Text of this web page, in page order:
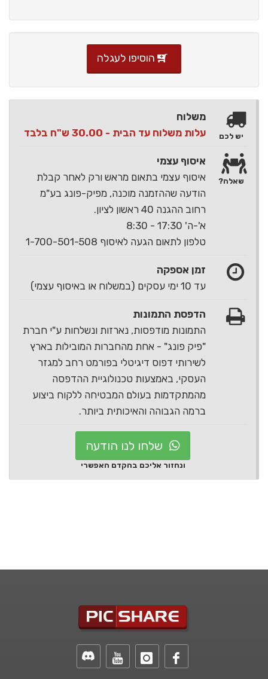
הוסיפו לעגלה
משלוח
עלות משלוח עד הבית - 30.00 ש"ח בלבד
איסוף עצמי
איסוף עצמי בתאום מראש ורק לאחר קבלת
הודעה שההזמנה מוכנה, מפיק-פונג בע"מ
רחוב ההגנה 40 ראשון לציון.
א'-ה' 17:30 - 8:30
טלפון לתאום הגעה לאיסוף 1-700-501-508
זמן אספקה
עד 10 ימי עסקים (במשלוח או באיסוף עצמי)
הדפסת התמונות
התמונות מודפסות, נארזות ונשלחות ע"י חברת
"פיק פונג" - אחת מהחברות המובילות בארץ
לשירותי דפוס דיגיטלי בפורמט רחב למגזר
העסקי, באמצעות טכנולוגיית ההדפסה
מהמתקדמות בעולם המבטיחה ללקוח ביצוע
ברמה הגבוהה והאיכותית ביותר.
יש לכם
שאלה?
שלחו לנו הודעה
ונחזור אליכם בהקדם האפשרי